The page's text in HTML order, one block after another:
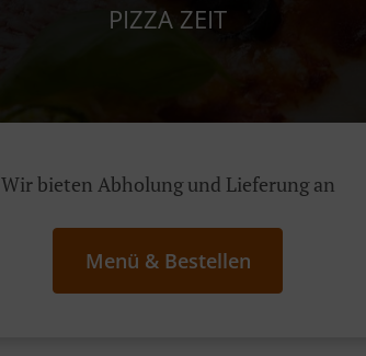
PIZZA ZEIT
Wir bieten Abholung und Lieferung an
Menü & Bestellen